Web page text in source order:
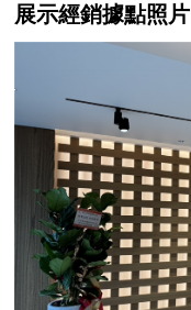
展示經銷據點照片